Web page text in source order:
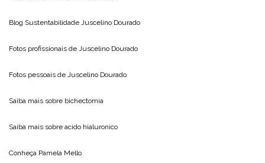
Blog Sustentabilidade Juscelino Dourado
Fotos profissionais de Juscelino Dourado
Fotos pessoais de Juscelino Dourado
Saiba mais sobre bichectomia
Saiba mais sobre acido hialuronico
Conheça Pamela Mello